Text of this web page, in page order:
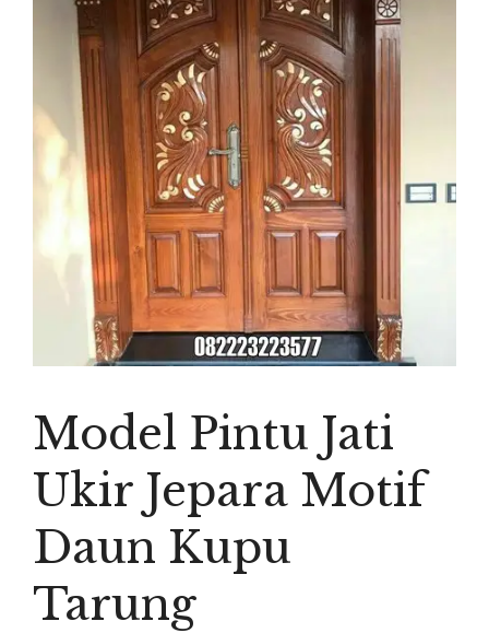
Model Pintu Jati
Ukir Jepara Motif
Daun Kupu
Tarung